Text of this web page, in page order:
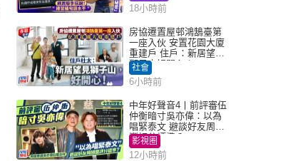
18小時前
房協遷置屋邨鴻鵠臺第
一座入伙 安置花園大廈
重建戶 住戶：新居望見
獅子山好開心！
社會
6小時前
中年好聲音4丨前評審伍
仲衡暗寸吳亦偉：以為
唱緊泰文 避談好友周國
豐評分標準？
影視圈
12小時前